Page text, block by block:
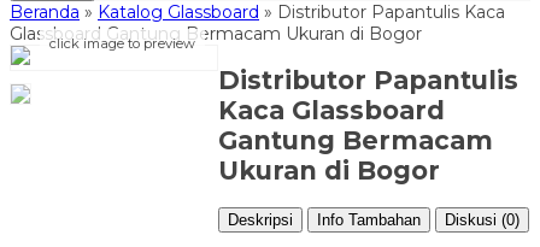
Beranda » Katalog Glassboard » Distributor Papantulis Kaca
Glassboard Gantung Bermacam Ukuran di Bogor
click image to preview
Distributor Papantulis
Kaca Glassboard
Gantung Bermacam
Ukuran di Bogor
Deskripsi Info Tambahan Diskusi (0)